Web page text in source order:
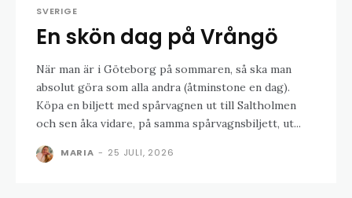
SVERIGE
En skön dag på Vrångö
När man är i Göteborg på sommaren, så ska man
absolut göra som alla andra (åtminstone en dag).
Köpa en biljett med spårvagnen ut till Saltholmen
och sen åka vidare, på samma spårvagnsbiljett, ut...
MARIA - 25 JULI, 2026